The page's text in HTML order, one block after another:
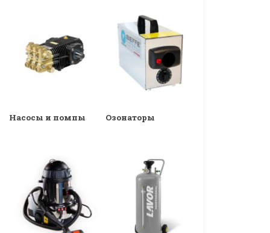
Насосы и помпы Озонаторы